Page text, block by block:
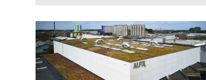
Det er nemlig vores danskeAlfix-produkter
, der
bliver brugt, når Danmarks dygtigste unge
flisemurere dyster om medaljerne.
Med sig havde de deres mentor og repræsentant
fra Byggeriets Uddannelser, Erik Fog Larsen. De to